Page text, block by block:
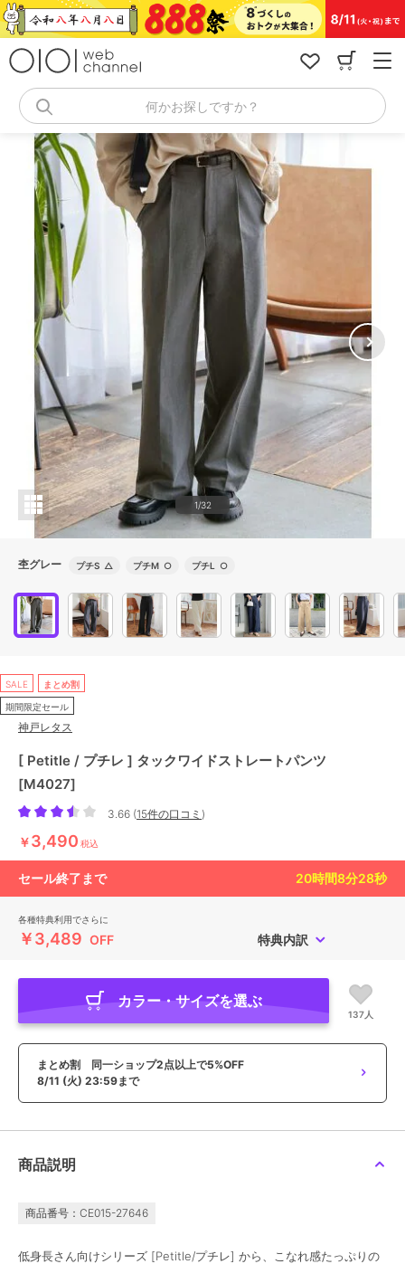
コ
ン
何かお探しですか？
1/32
杢グレー プチS △ プチM ○ プチL ○
SALE まとめ割
期間限定セール
神戸レタス
[ Petitle / プチレ ] タックワイドストレートパンツ
[M4027]
3.66 (15件の口コミ )
￥3,490 税込
セール終了まで 20時間8分27秒
各種特典利用でさらに
￥3,489 OFF 特典内訳
カラー・サイズを選ぶ
137人
まとめ割 同一ショップ2点以上で5%OFF
8/11 (火) 23:59まで
商品説明
商品番号：CE015-27646
低身長さん向けシリーズ [Petitle/プチレ] から、こなれ感たっぷりの